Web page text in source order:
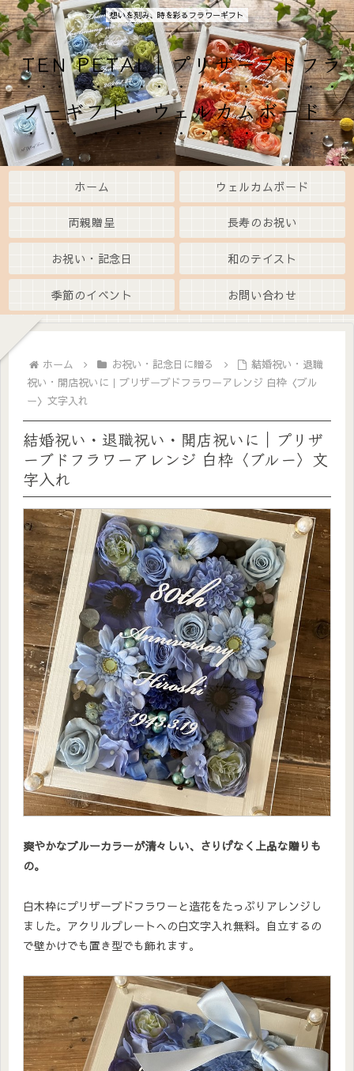
想いを刻み、時を彩るフラワーギフト
TEN PETAL｜プリザーブドフラ
ワーギフト・ウェルカムボード
ホーム ウェルカムボード
両親贈呈 長寿のお祝い
お祝い・記念日 和のテイスト
季節のイベント お問い合わせ
ホーム お祝い・記念日に贈る
結婚祝い・退職
祝い・開店祝いに｜プリザーブドフラワーアレンジ 白枠〈ブル
ー〉文字入れ
結婚祝い・退職祝い・開店祝いに｜プリザ
ーブドフラワーアレンジ 白枠〈ブルー〉文
字入れ
爽やかなブルーカラーが清々しい、さりげなく上品な贈りも
の。
白木枠にプリザーブドフラワーと造花をたっぷりアレンジし
ました。アクリルプレートへの白文字入れ無料。自立するの
で壁かけでも置き型でも飾れます。